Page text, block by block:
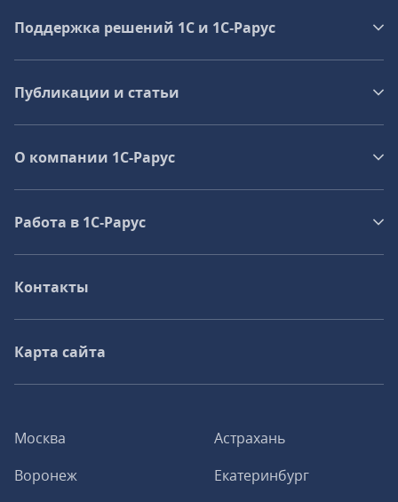
Москва
Астрахань
Воронеж
Екатеринбург
Поддержка решений 1С и 1С‑Рарус
Публикации и статьи
О компании 1C-Рарус
Работа в 1С‑Рарус
Контакты
Карта сайта